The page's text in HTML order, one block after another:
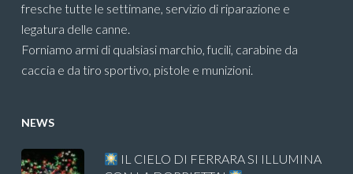
fresche tutte le settimane, servizio di riparazione e
legatura delle canne.
Forniamo armi di qualsiasi marchio, fucili, carabine da
caccia e da tiro sportivo, pistole e munizioni.
NEWS
IL CIELO DI FERRARA SI ILLUMINA